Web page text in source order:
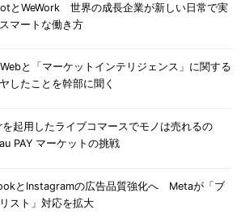
とWeWork 世界の成長企業が新しい日常で実
マートな働き方
と「マーケットインテリジェンス」に関する
したことを幹部に聞く
起用したライブコマースでモノは売れるの
PAY マーケットの挑戦
とInstagramの広告品質強化へ Metaが「ブ
スト」対応を拡大